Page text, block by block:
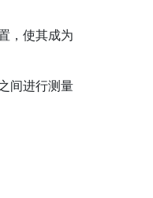
，使其成为
间进行测量